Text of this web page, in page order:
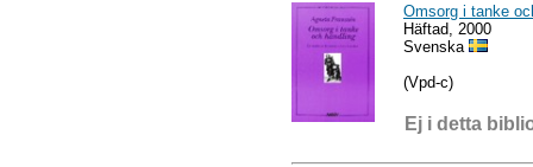
Omsorg i tanke
Häftad, 2000
Svenska
(Vpd-c)
Ej i detta